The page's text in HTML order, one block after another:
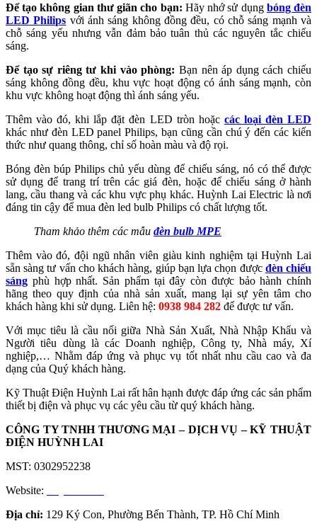
Để tạo không gian thư giãn cho bạn: Hãy nhớ sử dụng bóng đèn
LED Philips với ánh sáng không đồng đều, có chỗ sáng mạnh và
chỗ sáng yếu nhưng vẫn đảm bảo tuân thủ các nguyên tắc chiếu
sáng.
Để tạo sự riêng tư khi vào phòng: Bạn nên áp dụng cách chiếu
sáng không đồng đều, khu vực hoạt động có ánh sáng mạnh, còn
khu vực không hoạt động thì ánh sáng yếu.
Thêm vào đó, khi lắp đặt đèn LED tròn hoặc các loại đèn LED
khác như đèn LED panel Philips, bạn cũng cần chú ý đến các kiến
thức như quang thông, chỉ số hoàn màu và độ rọi.
Bóng đèn búp Philips chủ yếu dùng để chiếu sáng, nó có thể được
sử dụng để trang trí trên các giá đèn, hoặc để chiếu sáng ở hành
lang, cầu thang và các khu vực phụ khác.Huỳnh Lai Electric là nơi
đáng tin cậy để mua đèn led bulb Philips có chất lượng tốt.
Tham khảo thêm các mẫu đèn bulb MPE
Thêm vào đó, đội ngũ nhân viên giàu kinh nghiệm tại Huỳnh Lai
sẵn sàng tư vấn cho khách hàng, giúp bạn lựa chọn được đèn chiếu
sáng phù hợp nhất. Sản phẩm tại đây còn được bảo hành chính
hãng theo quy định của nhà sản xuất, mang lại sự yên tâm cho
khách hàng khi sử dụng. Liên hệ: 0938 984 282 để được tư vấn.
Với mục tiêu là cầu nối giữa Nhà Sản Xuất, Nhà Nhập Khẩu và
Người tiêu dùng là các Doanh nghiệp, Công ty, Nhà máy, Xí
nghiệp,… Nhằm đáp ứng và phục vụ tốt nhất nhu cầu cao và đa
dạng của Quý khách hàng.
Kỹ Thuật Điện Huỳnh Lai rất hân hạnh được đáp ứng các sản phẩm
thiết bị điện và phục vụ các yêu cầu từ quý khách hàng.
CÔNG TY TNHH THƯƠNG MẠI – DỊCH VỤ – KỸ THUẬT
ĐIỆN HUỲNH LAI
MST: 0302952238
Website:
Địa chỉ: 129 Ký Con, Phường Bến Thành, TP. Hồ Chí Minh